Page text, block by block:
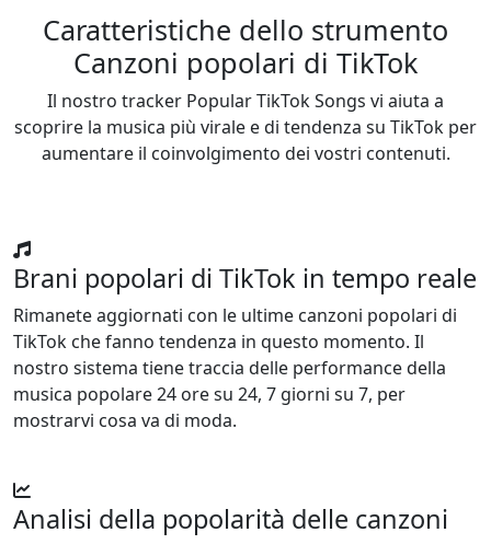
Caratteristiche dello strumento
Canzoni popolari di TikTok
Il nostro tracker Popular TikTok Songs vi aiuta a
scoprire la musica più virale e di tendenza su TikTok per
aumentare il coinvolgimento dei vostri contenuti.
Brani popolari di TikTok in tempo reale
Rimanete aggiornati con le ultime canzoni popolari di
TikTok che fanno tendenza in questo momento. Il
nostro sistema tiene traccia delle performance della
musica popolare 24 ore su 24, 7 giorni su 7, per
mostrarvi cosa va di moda.
Analisi della popolarità delle canzoni